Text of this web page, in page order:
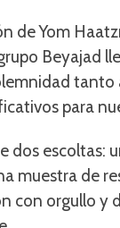
de Yom
Beyajad
para
dos escoltas:
muestra de
con orgullo y